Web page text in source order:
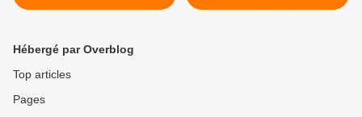
décidément plus rien au
>
Hébergé par Overblog
Top articles
Pages